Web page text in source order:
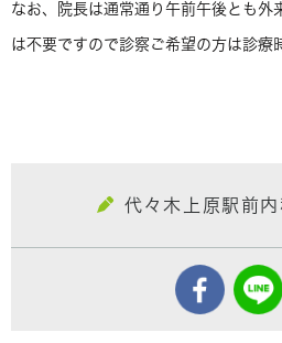
なお、院長は通常通り午前午後とも外
は不要ですので診察ご希望の方は診療
代々木上原駅前